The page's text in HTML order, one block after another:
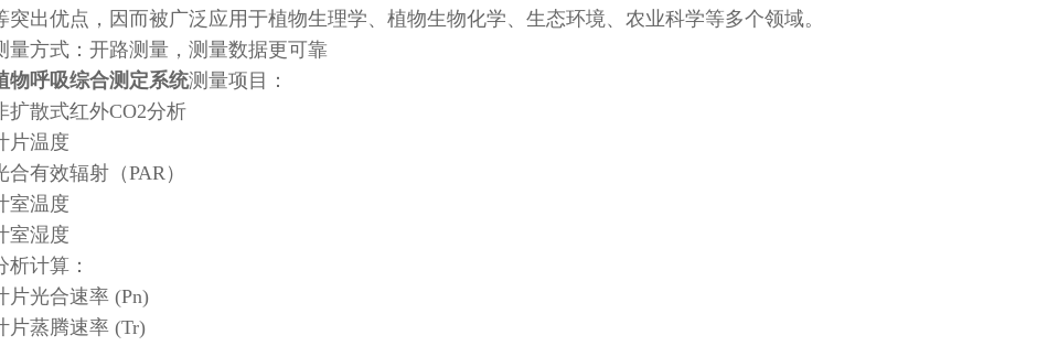
突出优点，因而被广泛应用于植物生理学、植物生物化学、生态环境、农业科学等多个领域。
量方式：开路测量，测量数据更可靠
物呼吸综合测定系统测量项目：
扩散式红外CO2分析
片温度
合有效辐射（PAR）
室温度
室湿度
析计算：
片光合速率 (Pn)
片蒸腾速率 (Tr)